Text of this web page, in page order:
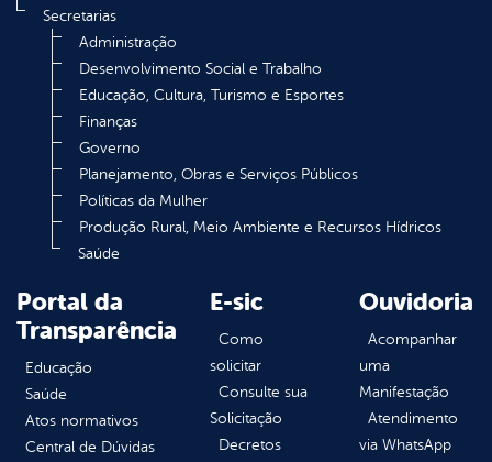
Secretarias
Administração
Desenvolvimento Social e Trabalho
Educação, Cultura, Turismo e Esportes
Finanças
Governo
Planejamento, Obras e Serviços Públicos
Políticas da Mulher
Produção Rural, Meio Ambiente e Recursos Hídricos
Saúde
Portal da
Transparência
Educação
Saúde
Atos normativos
Central de Dúvidas
E-sic
Como
solicitar
Consulte sua
Solicitação
Decretos
Ouvidoria
Acompanhar
uma
Manifestação
Atendimento
via WhatsApp